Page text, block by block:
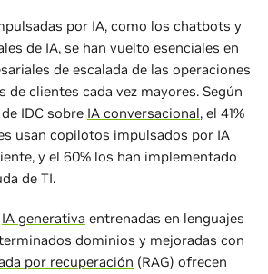
por IA, como los chatbots y
de IA, se han vuelto esenciales en
de escalada de las operaciones
de clientes cada vez mayores. Según
IDC sobre IA conversacional, el 41%
usan copilotos impulsados por IA
y el 60% los han implementado
de TI.
IA generativa entrenadas en lenguajes
dominios y mejoradas con
por recuperación (RAG) ofrecen